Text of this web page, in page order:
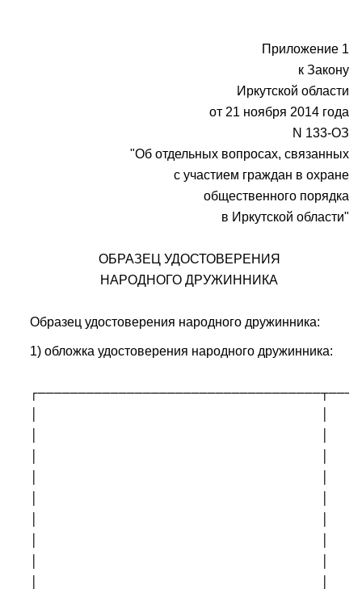
Приложение 1
к Закону
Иркутской области
от 21 ноября 2014 года
N 133-ОЗ
"Об отдельных вопросах, связанных
с участием граждан в охране
общественного порядка
в Иркутской области"
ОБРАЗЕЦ УДОСТОВЕРЕНИЯ
НАРОДНОГО ДРУЖИННИКА
Образец удостоверения народного дружинника:
1) обложка удостоверения народного дружинника: